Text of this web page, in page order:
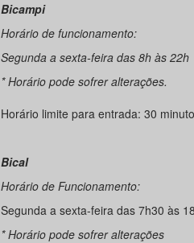
Bicampi
Horário de funcionamento:
Segunda a sexta-feira das 8h às 22h
* Horário pode sofrer alterações.
Horário limite para entrada: 30
Bical
Horário de Funcionamento:
Segunda a sexta-feira das 7h30 às
* Horário pode sofrer alterações